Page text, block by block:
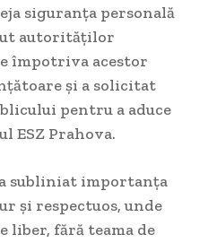
siguranța personală
autorităților
împotriva acestor
și a solicitat
pentru a aduce
ESZ Prahova.
a subliniat importanța
și respectuos, unde
fără teama de